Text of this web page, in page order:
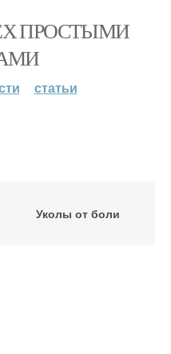
ПРОСТЫМИ
статьи
Уколы от боли